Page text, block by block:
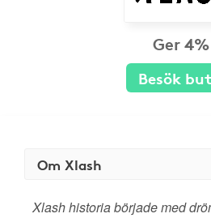
Ger 4%
Besök
Om Xlash
Xlash historia började med